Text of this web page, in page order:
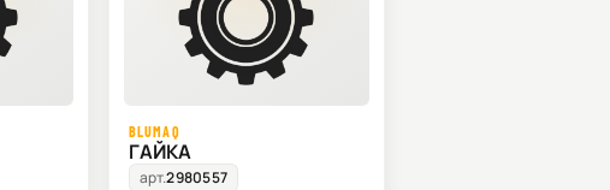
BLUMAQ
ГАЙКА
арт.2980557